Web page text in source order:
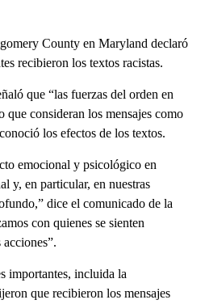
County en Maryland declaró
recibieron los textos racistas.
que “las fuerzas del orden en
que consideran los mensajes como
los efectos de los textos.
emocional y psicológico en
y, en particular, en nuestras
dice el comunicado de la
con quienes se sienten
importantes, incluida la
que recibieron los mensajes